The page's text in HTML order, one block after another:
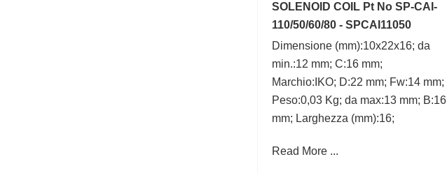
SOLENOID COIL Pt No SP-CAI-
110/50/60/80 - SPCAI11050
Dimensione (mm):10x22x16; da
min.:12 mm; C:16 mm;
Marchio:IKO; D:22 mm; Fw:14 mm;
Peso:0,03 Kg; da max:13 mm; B:16
mm; Larghezza (mm):16;
Read More ...